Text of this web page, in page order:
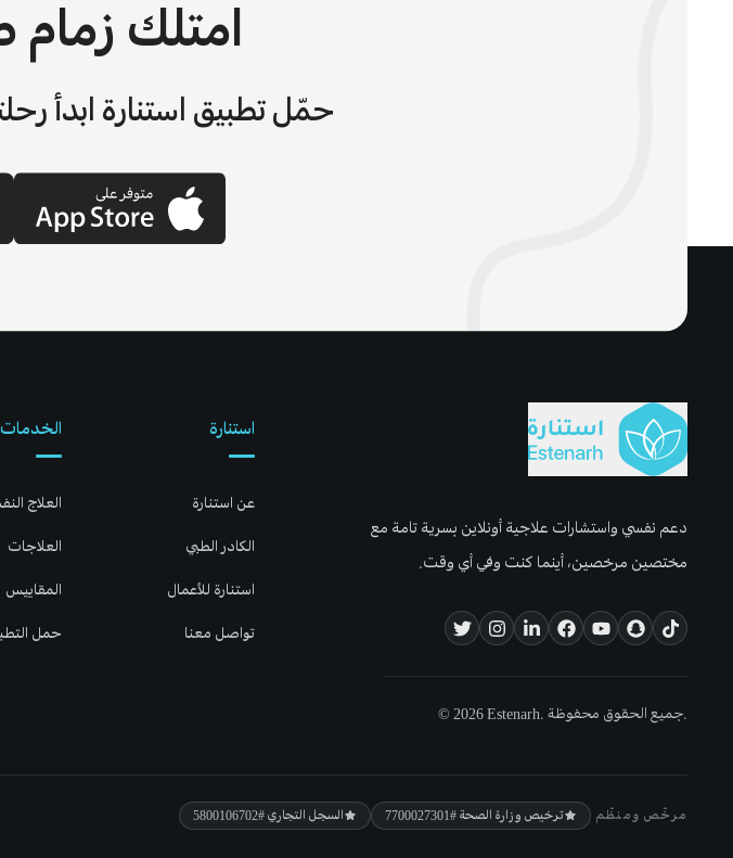
امتلك
حمّل تطبيق استنارة ابدأ
دعم نفسي واستشارات علاجية أونلاين بسرية تامة مع
مختصين مرخصين، أينما كنت وفي أي وقت.
© 2026 Estenarh. جميع الحقوق محفوظة.
استنارة
عن استنارة
الكادر الطبي
استنارة للأعمال
تواصل معنا
الخدمات
العلاج
العلاجات
المقاييس
حمل
مرخّص ومنظّم ترخيص وزارة الصحة #7700027301 السجل التجاري #5800106702